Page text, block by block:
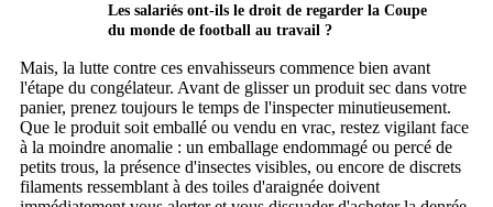
Les salariés ont-ils le droit de regarder la Coupe
du monde de football au travail ?
Mais, la lutte contre ces envahisseurs commence bien avant
l'étape du congélateur. Avant de glisser un produit sec dans votre
panier, prenez toujours le temps de l'inspecter minutieusement.
Que le produit soit emballé ou vendu en vrac, restez vigilant face
à la moindre anomalie : un emballage endommagé ou percé de
petits trous, la présence d'insectes visibles, ou encore de discrets
filaments ressemblant à des toiles d'araignée doivent